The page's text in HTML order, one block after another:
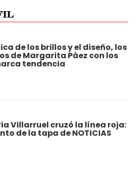
de los brillos y el diseño, los
de Margarita Páez con los
tendencia
Villarruel cruzó la línea roja:
de la tapa de NOTICIAS